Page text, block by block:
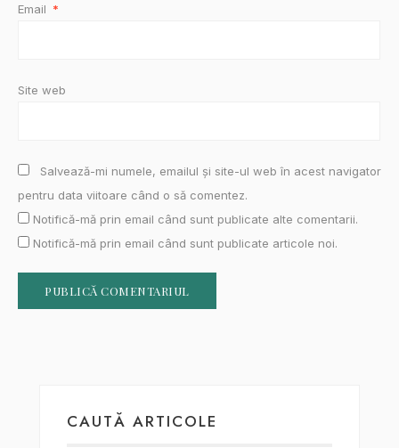
Email *
Site web
Salvează-mi numele, emailul și site-ul web în acest navigator
pentru data viitoare când o să comentez.
Notifică-mă prin email când sunt publicate alte comentarii.
Notifică-mă prin email când sunt publicate articole noi.
CAUTĂ ARTICOLE